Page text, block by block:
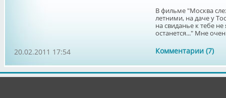
В фильме "Москва
летними, на даче у
на свиданье к тебе не
останется..." Мне
Комментарии (7)
20.02.2011 17:54